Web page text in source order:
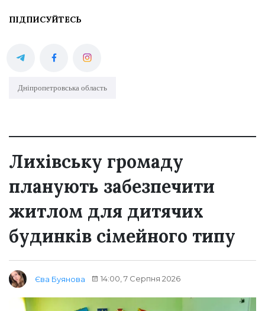
ПІДПИСУЙТЕСЬ
Дніпропетровська область
Лихівську громаду
планують забезпечити
житлом для дитячих
будинків сімейного типу
Єва Буянова 14:00, 7 Серпня 2026